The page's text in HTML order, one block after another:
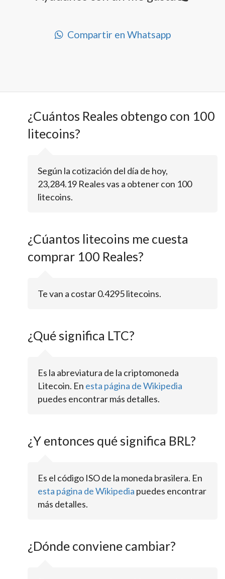
Compartir en Whatsapp
¿Cuántos Reales obtengo con 100
litecoins?
Según la cotización del día de hoy,
23,284.19 Reales vas a obtener con 100
litecoins.
¿Cúantos litecoins me cuesta
comprar 100 Reales?
Te van a costar 0.4295 litecoins.
¿Qué significa LTC?
Es la abreviatura de la criptomoneda
Litecoin. En esta página de Wikipedia
puedes encontrar más detalles.
¿Y entonces qué significa BRL?
Es el código ISO de la moneda brasilera. En
esta página de Wikipedia puedes encontrar
más detalles.
¿Dónde conviene cambiar?